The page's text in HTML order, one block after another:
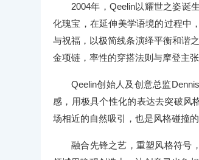
2004年，Qeelin以耀世之姿诞
化瑰宝，在延伸美学语境的过程中
与祝福，以极简线条演绎平衡和谐
金项链，率性的穿搭法则与摩登主
Qeelin创始人及创意总监
感，用极具个性化的表达去突破风
场相近的自然吸引，也是风格碰撞
融合先锋之艺，重塑风格符号